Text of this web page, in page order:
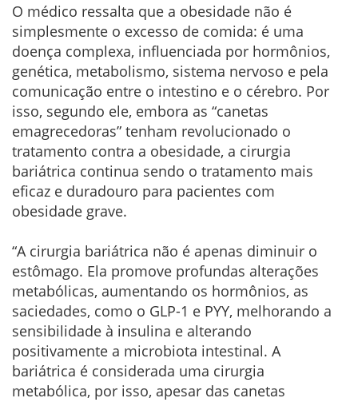
O médico ressalta que a obesidade não é
simplesmente o excesso de comida: é uma
doença complexa, influenciada por hormônios,
genética, metabolismo, sistema nervoso e pela
comunicação entre o intestino e o cérebro. Por
isso, segundo ele, embora as “canetas
emagrecedoras” tenham revolucionado o
tratamento contra a obesidade, a cirurgia
bariátrica continua sendo o tratamento mais
eficaz e duradouro para pacientes com
obesidade grave.
“A cirurgia bariátrica não é apenas diminuir o
estômago. Ela promove profundas alterações
metabólicas, aumentando os hormônios, as
saciedades, como o GLP-1 e PYY, melhorando a
sensibilidade à insulina e alterando
positivamente a microbiota intestinal. A
bariátrica é considerada uma cirurgia
metabólica, por isso, apesar das canetas